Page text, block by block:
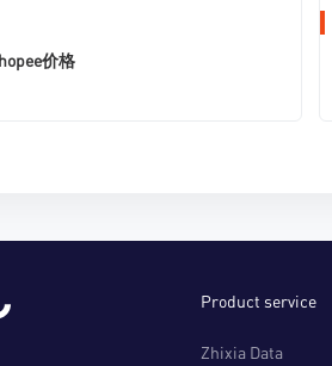
价格
Product service
Zhixia Data